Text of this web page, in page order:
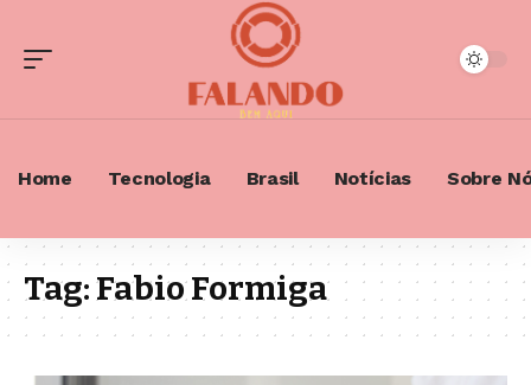
Home Tecnologia Brasil Notícias Sobre
Tag:Fabio Formiga